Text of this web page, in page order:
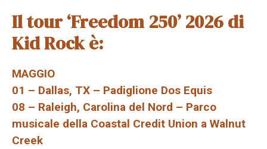
Il tour ‘Freedom 250’ 2026 di
Kid Rock è:
MAGGIO
01 – Dallas, TX – Padiglione Dos Equis
08 – Raleigh, Carolina del Nord – Parco
musicale della Coastal Credit Union a Walnut
Creek